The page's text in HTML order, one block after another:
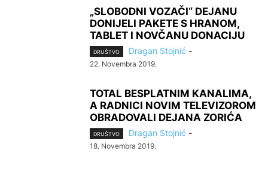
„SLOBODNI VOZAČI“ DEJANU
DONIJELI PAKETE S HRANOM,
TABLET I NOVČANU DONACIJU
DRUŠTVO Dragan Stojnić -
22. Novembra 2019.
TOTAL BESPLATNIM KANALIMA,
A RADNICI NOVIM TELEVIZOROM
OBRADOVALI DEJANA ZORIĆA
DRUŠTVO Dragan Stojnić -
18. Novembra 2019.